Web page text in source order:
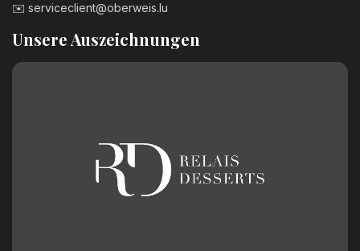
✉️ serviceclient@oberweis.lu
Unsere Auszeichnungen